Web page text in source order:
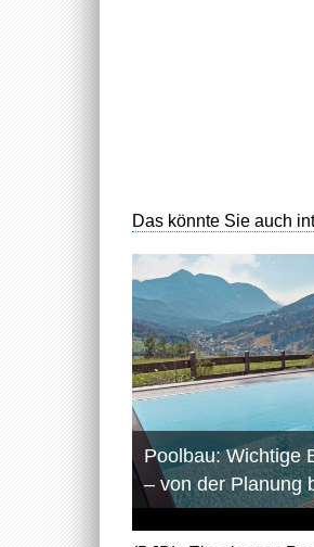
Das könnte Sie auch
Poolbau: Wichtige
– von der Planung